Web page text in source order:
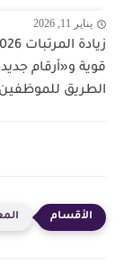
يناير 11, 2026
قوية و«أرقام
الطريق للموظفين